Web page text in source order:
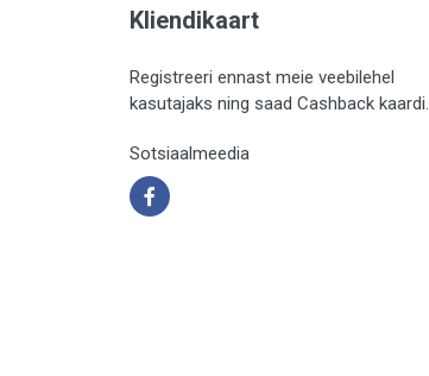
Kliendikaart
Registreeri ennast meie veebilehel
kasutajaks ning saad Cashback kaardi.
Sotsiaalmeedia